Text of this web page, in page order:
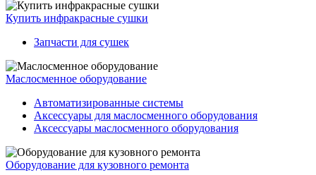
Купить инфракрасные сушки
Запчасти для сушек
Маслосменное оборудование
Автоматизированные системы
Аксессуары для маслосменного оборудования
Аксессуары маслосменного оборудования
Оборудование для кузовного ремонта